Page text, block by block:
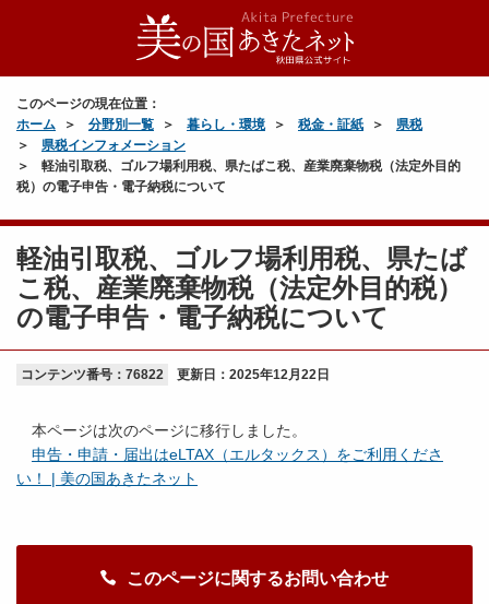
このページの現在位置：
ホーム
分野別一覧 暮らし・環境 税金・証紙
県税
県税インフォメーション
軽油引取税、ゴルフ場利用税、県たばこ税、産業廃棄物税（法定外目的
税）の電子申告・電子納税について
軽油引取税、ゴルフ場利用税、県たば
こ税、産業廃棄物税（法定外目的税）
の電子申告・電子納税について
コンテンツ番号：76822 更新日： 2025年12月22日
本ページは次のページに移行しました。
申告・申請・届出はeLTAX（エルタックス）をご利用くださ
い！ | 美の国あきたネット
このページに関するお問い合わせ